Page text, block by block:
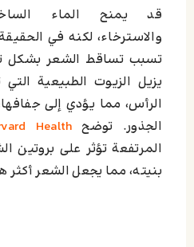
قد يمنح الماء
والاسترخاء، لكنه في
تسبب تساقط الشعر بشكل
يزيل الزيوت الطبيعية
الرأس، مما يؤدي إلى
الجذور. توضح Health
المرتفعة تؤثر على بروتين
بنيته، مما يجعل الشعر